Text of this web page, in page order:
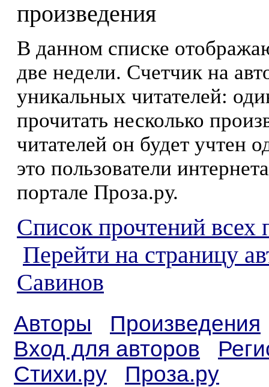
произведения
В данном списке
две недели. Счетчик на
уникальных читателей:
прочитать несколько
читателей он будет учтен
это пользователи
портале Проза.ру.
Список прочтений всех
Перейти на страницу
Савинов
Авторы
Произведения
Вход для авторов
Стихи.ру
Проза.ру